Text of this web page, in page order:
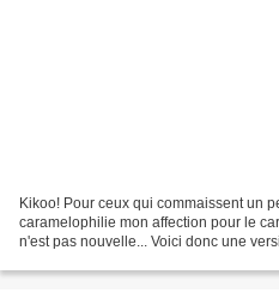
Kikoo! Pour ceux qui commaissent un
caramelophilie mon affection pour le
n'est pas nouvelle... Voici donc une